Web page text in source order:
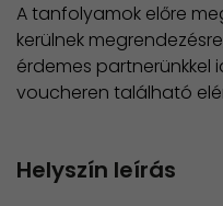
A tanfolyamok előre
kerülnek
érdemes
voucheren található
Helyszín leírás